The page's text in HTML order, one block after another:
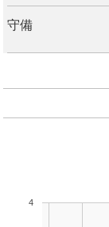
守備
4